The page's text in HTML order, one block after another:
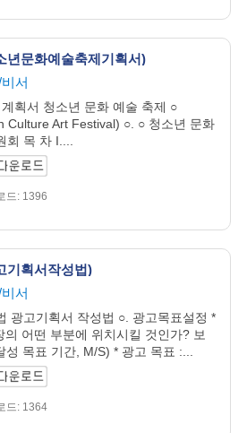
년문화예술축제기획서)
서
획서 청소년 문화 예술 축제 ○
Culture Art Festival) ○. ○ 청소년 문화
목 차 I....
드: 1396
기획서작성법)
서
광고기획서 작성법 ○. 광고목표설정 *
의 어떤 부분에 위치시킬 것인가? 보
목표 기간, M/S) * 광고 목표 :...
드: 1364